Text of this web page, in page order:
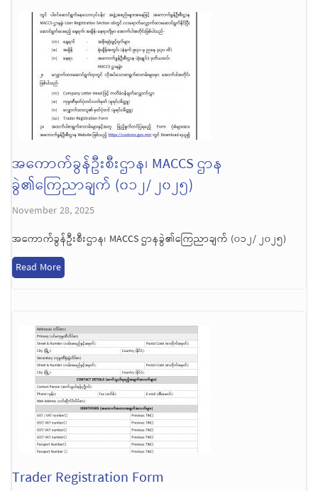
အကောက်ခွန်ဦးစီးဌာန၊ MACCS ဌာန
ခွဲ၏ကြေညာချက် (၀၁၂/ ၂၀၂၅)
November 28, 2025
အကောက်ခွန်ဦးစီးဌာန၊ MACCS ဌာနခွဲ၏ကြေညာချက် (၀၁၂/ ၂၀၂၅)
Read More
Trader Registration Form